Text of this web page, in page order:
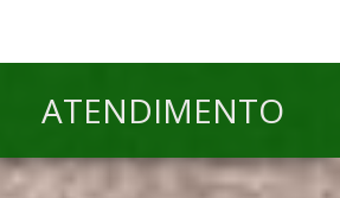
ATENDIMENTO